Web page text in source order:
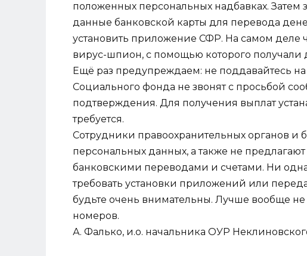
положенных персональных надбавках.
данные банковской карты для перевода
установить приложение СФР. На самом деле
вирус-шпион, с помощью которого получали
Ещё раз предупреждаем: не поддавайтесь
Социального фонда не звонят с просьбой
подтверждения. Для получения выплат
требуется.
Сотрудники правоохранительных органов и
персональных данных, а также не
банковскими переводами и счетами. Ни
требовать установки приложений или
будьте очень внимательны. Лучше вообще не
номеров.
А. Фалько, и.о. начальника ОУР